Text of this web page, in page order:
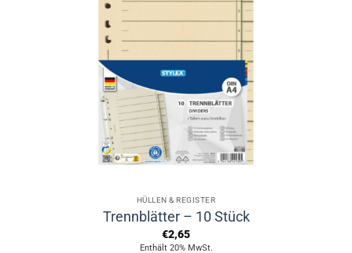
HÜLLEN & REGISTER
Trennblätter – 10 Stück
€2,65
Enthält 20% MwSt.